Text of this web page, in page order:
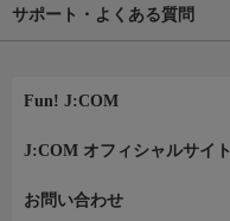
サポート・よくある質問
Fun! J:COM
J:COM オフィシャルサイト
お問い合わせ